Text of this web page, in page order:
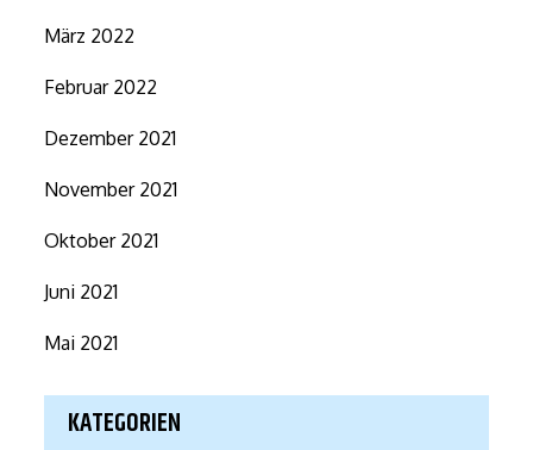
März 2022
Februar 2022
Dezember 2021
November 2021
Oktober 2021
Juni 2021
Mai 2021
KATEGORIEN